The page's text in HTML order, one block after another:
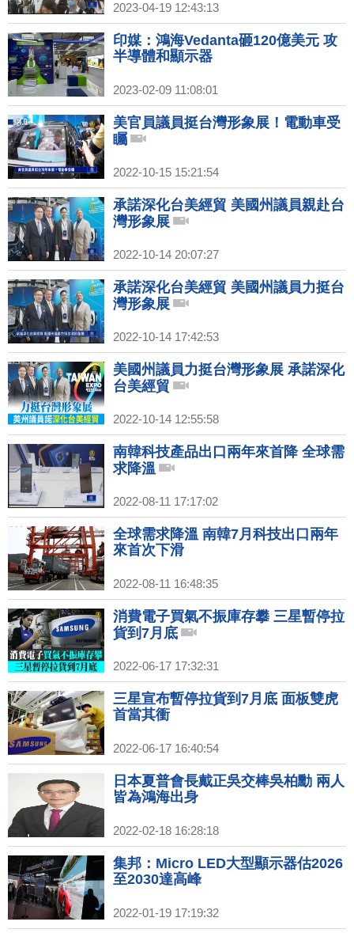
2023-04-19 12:43:13
印媒：鴻海Vedanta砸120億美元 攻
半導體和顯示器
2023-02-09 11:08:01
美官員議員挺台灣形象展！電動車受
矚
2022-10-15 15:21:54
承諾深化台美經貿 美國州議員親赴台
灣形象展
2022-10-14 20:07:27
承諾深化台美經貿 美國州議員力挺台
灣形象展
2022-10-14 17:42:53
美國州議員力挺台灣形象展 承諾深化
台美經貿
2022-10-14 12:55:58
南韓科技產品出口兩年來首降 全球需
求降溫
2022-08-11 17:17:02
全球需求降溫 南韓7月科技出口兩年
來首次下滑
2022-08-11 16:48:35
消費電子買氣不振庫存攀 三星暫停拉
貨到7月底
2022-06-17 17:32:31
三星宣布暫停拉貨到7月底 面板雙虎
首當其衝
2022-06-17 16:40:54
日本夏普會長戴正吳交棒吳柏勳 兩人
皆為鴻海出身
2022-02-18 16:28:18
集邦：Micro LED大型顯示器估2026
至2030達高峰
2022-01-19 17:19:32